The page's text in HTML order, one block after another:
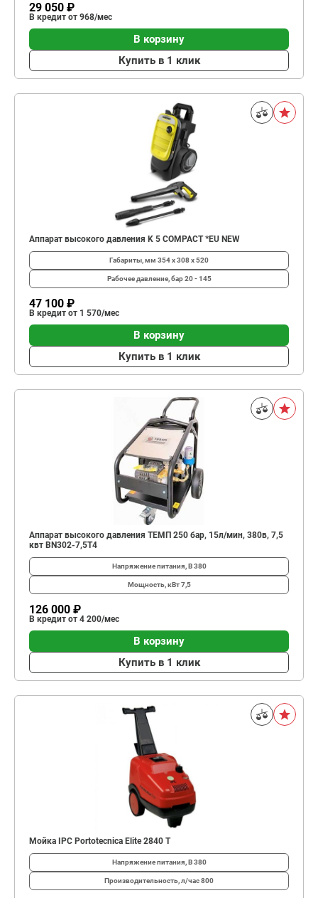
29 050 ₽
В кредит от 968/мес
В корзину
Купить в 1 клик
Аппарат высокого давления K 5 COMPACT *EU NEW
Габариты, мм 354 x 308 x 520
Рабочее давление, бар20 - 145
47 100 ₽
В кредит от 1 570/мес
В корзину
Купить в 1 клик
Аппарат высокого давления ТЕМП 250 бар, 15л/мин, 380в, 7,5
квт BN302-7,5T4
Напряжение питания, В380
Мощность, кВт7,5
126 000 ₽
В кредит от 4 200/мес
В корзину
Купить в 1 клик
Мойка IPC Portotecnica Elite 2840 T
Напряжение питания, В380
Производительность, л/час800